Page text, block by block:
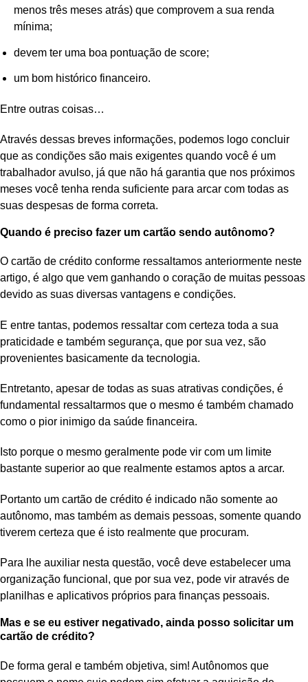
menos três meses atrás) que comprovem a sua renda
mínima;
devem ter uma boa pontuação de score;
um bom histórico financeiro.
Entre outras coisas…
Através dessas breves informações, podemos logo concluir
que as condições são mais exigentes quando você é um
trabalhador avulso, já que não há garantia que nos próximos
meses você tenha renda suficiente para arcar com todas as
suas despesas de forma correta.
Quando é preciso fazer um cartão sendo autônomo?
O cartão de crédito conforme ressaltamos anteriormente neste
artigo, é algo que vem ganhando o coração de muitas pessoas
devido as suas diversas vantagens e condições.
E entre tantas, podemos ressaltar com certeza toda a sua
praticidade e também segurança, que por sua vez, são
provenientes basicamente da tecnologia.
Entretanto, apesar de todas as suas atrativas condições, é
fundamental ressaltarmos que o mesmo é também chamado
como o pior inimigo da saúde financeira.
Isto porque o mesmo geralmente pode vir com um limite
bastante superior ao que realmente estamos aptos a arcar.
Portanto um cartão de crédito é indicado não somente ao
autônomo, mas também as demais pessoas, somente quando
tiverem certeza que é isto realmente que procuram.
Para lhe auxiliar nesta questão, você deve estabelecer uma
organização funcional, que por sua vez, pode vir através de
planilhas e aplicativos próprios para finanças pessoais.
Mas e se eu estiver negativado, ainda posso solicitar um
cartão de crédito?
De forma geral e também objetiva, sim! Autônomos que